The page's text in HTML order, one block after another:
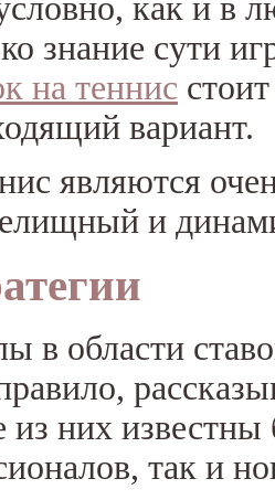
как и в
знание сути
на теннис
вариант.
являются
и
в области
из них
так и